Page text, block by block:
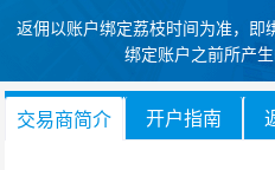
返佣以账户绑定荔枝时间为准，
绑定账户之前所产生
交易商简介 开户指南